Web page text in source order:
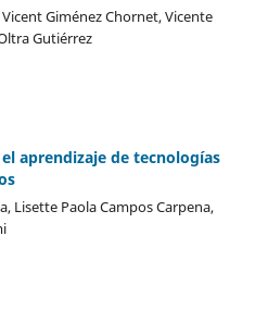
Giménez Chornet, Vicente
Gutiérrez
aprendizaje de tecnologías
Lisette Paola Campos Carpena,